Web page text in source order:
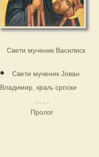
Свети мученик Василиск
Свети мученик Јован
Владимир, краљ српски
Пролог